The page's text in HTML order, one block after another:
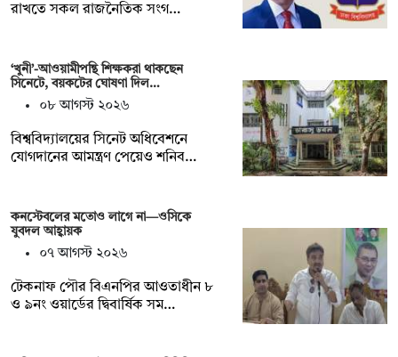
রাখতে সকল রাজনৈতিক সংগ…
‘খুনী’-আওয়ামীপন্থি শিক্ষকরা থাকছেন
সিনেটে, বয়কটের ঘোষণা দিল…
০৮ আগস্ট ২০২৬
বিশ্ববিদ্যালয়ের সিনেট অধিবেশনে
যোগদানের আমন্ত্রণ পেয়েও শনিব…
কনস্টেবলের মতোও লাগে না—ওসিকে
যুবদল আহ্বায়ক
০৭ আগস্ট ২০২৬
টেকনাফ পৌর বিএনপির আওতাধীন ৮
ও ৯নং ওয়ার্ডের দ্বিবার্ষিক সম…